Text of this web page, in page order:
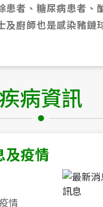
者、糖尿病患者
廚師也是感染豬鏈
疾病資訊
及疫情
情